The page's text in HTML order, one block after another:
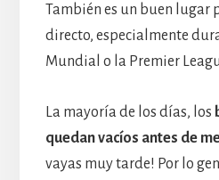
También es un buen lugar
directo, especialmente
Mundial o la Premier
La mayoría de los días, los
quedan vacíos antes de
vayas muy tarde! Por lo